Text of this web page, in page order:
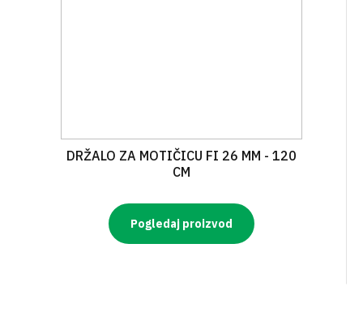
DRŽALO ZA MOTIČICU FI 26 MM - 120
CM
Pogledaj proizvod